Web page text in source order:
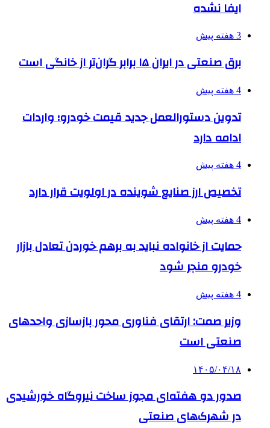
ایفا نشده
3 هفته پیش
برق صنعتی در ایران ۱۵ برابر گران‌تر از خانگی است
4 هفته پیش
تدوین دستورالعمل جدید قیمت خودرو؛ واردات
ادامه دارد
4 هفته پیش
تخصیص ارز صنایع شوینده در اولویت قرار دارد
4 هفته پیش
حمایت از خانواده نباید به برهم خوردن تعادل بازار
خودرو منجر شود
4 هفته پیش
وزیر صمت: ارتقای فناوری محور بازسازی واحدهای
صنعتی است
۱۴۰۵/۰۴/۱۸
صدور دو هفته‌ای مجوز ساخت نیروگاه خورشیدی
در شهرک‌های صنعتی